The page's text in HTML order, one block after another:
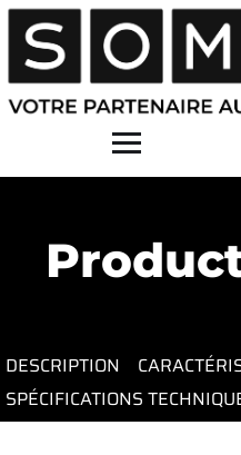
DESCRIPTION
SPÉCIFICATIONS